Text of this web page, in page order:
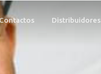
Contactos Distribuidores